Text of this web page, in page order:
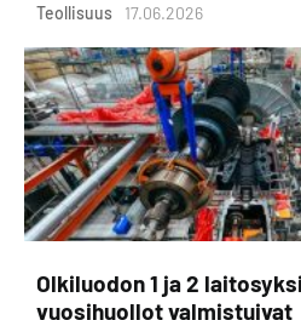
Teollisuus 17.06.2026
Olkiluodon 1 ja 2
vuosihuollot valmistuivat